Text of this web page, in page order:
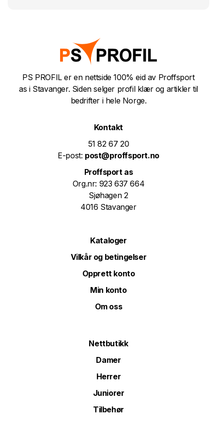
PS PROFIL er en nettside 100% eid av Proffsport
as i Stavanger. Siden selger profil klær og artikler til
bedrifter i hele Norge.
Kontakt
51 82 67 20
E-post: post@proffsport.no
Proffsport as
Org.nr: 923 637 664
Sjøhagen 2
4016 Stavanger
Kataloger
Vilkår og betingelser
Opprett konto
Min konto
Om oss
Nettbutikk
Damer
Herrer
Juniorer
Tilbehør